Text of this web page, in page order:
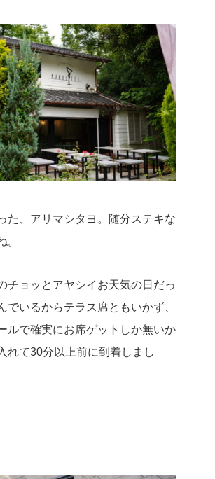
た、アリマシタヨ。
随分ステキな
。
チョッとアヤシイお天気の日だっ
でいるからテラス席ともいかず、
ルで確実にお席ゲットしか無いか
れて30分以上前に到着しまし